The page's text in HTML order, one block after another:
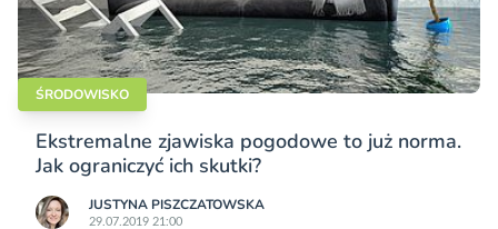
ŚRODOWISKO
Ekstremalne zjawiska pogodowe to już norma.
Jak ograniczyć ich skutki?
JUSTYNA PISZCZATOWSKA
29.07.2019 21:00